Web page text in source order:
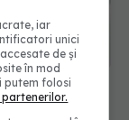
ce specii
iar
unici
de și
în mod
putem folosi